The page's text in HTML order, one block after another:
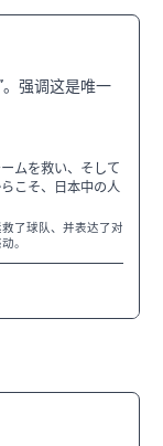
强调这是唯一
ムを救い、そして
こそ、日本中の人
了球队、并表达了对
。